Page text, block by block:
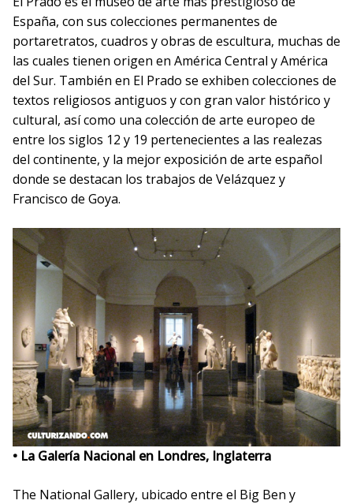
España, con sus colecciones permanentes de
portaretratos, cuadros y obras de escultura, muchas de
las cuales tienen origen en América Central y América
del Sur. También en El Prado se exhiben colecciones de
textos religiosos antiguos y con gran valor histórico y
cultural, así como una colección de arte europeo de
entre los siglos 12 y 19 pertenecientes a las realezas
del continente, y la mejor exposición de arte español
donde se destacan los trabajos de Velázquez y
Francisco de Goya.
• La Galería Nacional en Londres, Inglaterra
The National Gallery, ubicado entre el Big Ben y